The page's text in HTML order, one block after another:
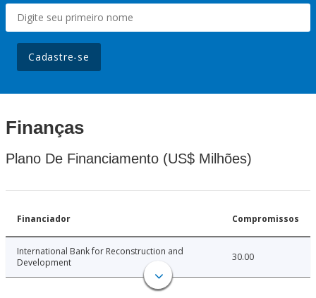
Cadastre-se
Finanças
Plano De Financiamento (US$ Milhões)
Financiador Compromissos
International Bank for Reconstruction and
Development
30.00